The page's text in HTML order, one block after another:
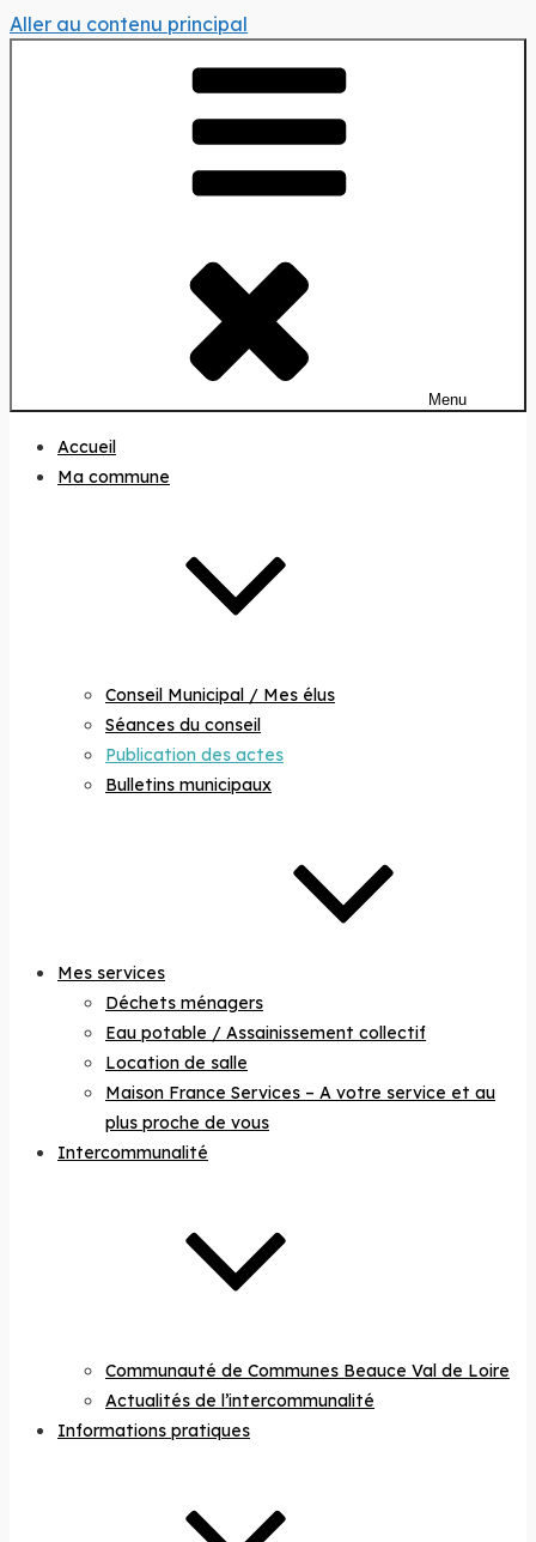
Aller au contenu principal
Menu
Accueil
Ma commune
Conseil Municipal / Mes élus
Séances du conseil
Publication des actes
Bulletins municipaux
Mes services
Déchets ménagers
Eau potable / Assainissement collectif
Location de salle
Maison France Services – A votre service et au
plus proche de vous
Intercommunalité
Communauté de Communes Beauce Val de Loire
Actualités de l’intercommunalité
Informations pratiques